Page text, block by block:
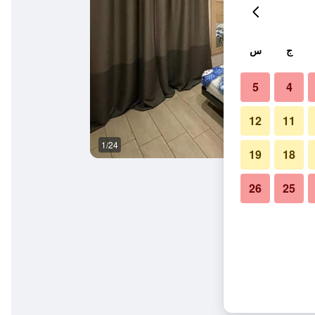
1/24
ج س
4
5
11
12
18
19
25
26